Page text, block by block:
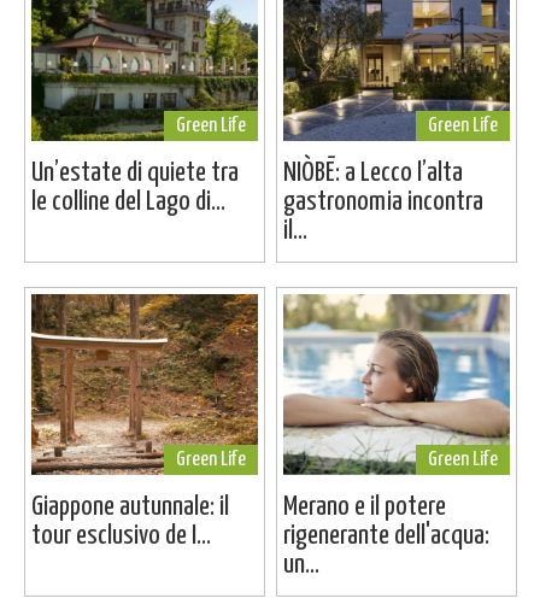
Green Life
Un’estate di quiete tra
le colline del Lago di...
Green Life
NIÒBĒ: a Lecco l’alta
gastronomia incontra
il...
Green Life
Giappone autunnale: il
tour esclusivo de I...
Green Life
Merano e il potere
rigenerante dell'acqua:
un...